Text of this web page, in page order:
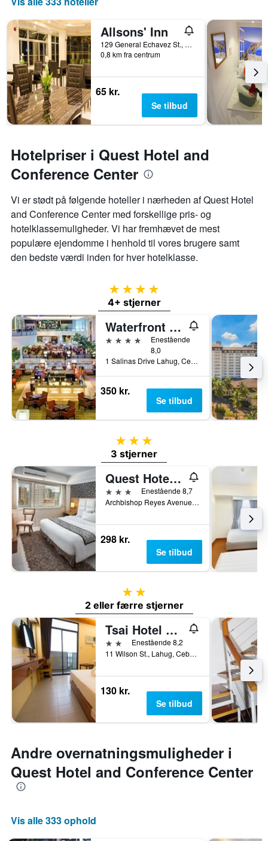
Allsons' Inn
129 General Echavez St., Cebu City, Filippinerne
0,8 km fra centrum
65 kr.
Se tilbud
Hotelpriser i Quest Hotel and
Conference Center
Vi er stødt på følgende hoteller i nærheden af ​​Quest Hotel
and Conference Center med forskellige pris- og
hotelklassemuligheder. Vi har fremhævet de mest
populære ejendomme i henhold til vores brugere samt
den bedste værdi inden for hver hotelklasse.
4 stjerner
4+ stjerner
Waterfront Cebu City Hotel & Casino
4 stjerner
Enestående
8,0
1 Salinas Drive Lahug, Cebu City, Filippinerne
350 kr.
Se tilbud
3 stjerner
3 stjerner
Quest Hotel & Conference Center Cebu
3 stjernerEnestående 8,7
Archbishop Reyes Avenue, Cebu City, Filippinerne
298 kr.
Se tilbud
2 stjerner
2 eller færre stjerner
Tsai Hotel And Residences
2 stjernerEnestående 8,2
11 Wilson St., Lahug, Cebu City, Filippinerne
130 kr.
Se tilbud
Andre overnatningsmuligheder i
Quest Hotel and Conference Center
Vis alle 333 ophold